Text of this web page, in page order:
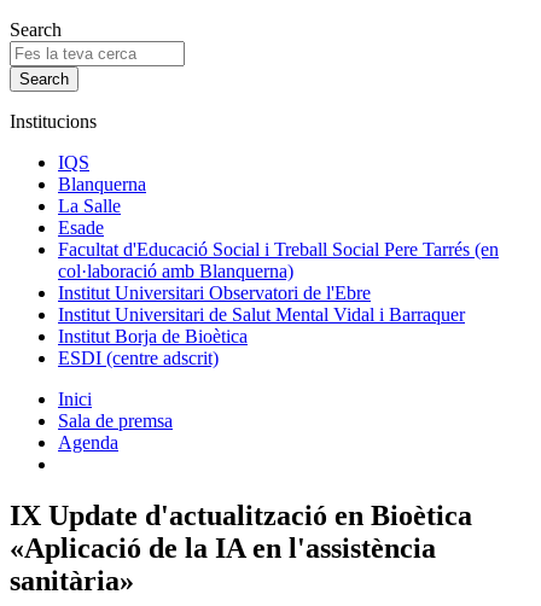
Search
Institucions
IQS
Blanquerna
La Salle
Esade
Facultat d'Educació Social i Treball Social Pere Tarrés (en
col·laboració amb Blanquerna)
Institut Universitari Observatori de l'Ebre
Institut Universitari de Salut Mental Vidal i Barraquer
Institut Borja de Bioètica
ESDI (centre adscrit)
Inici
Sala de premsa
Agenda
IX Update d'actualització en Bioètica
«Aplicació de la IA en l'assistència
sanitària»